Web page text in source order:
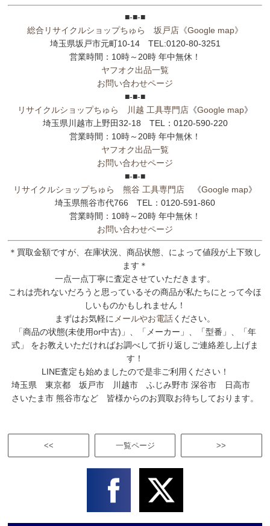
■-■-■
総合リサイクルショップちゅら 坂戸店 《Google map》
埼玉県坂戸市元町10-14 TEL:0120-80-3251
営業時間：10時～20時 年中無休！
ヤフオク出品一覧
お問い合わせページ
■-■-■
リサイクルショップちゅら 川越 工具専門店 《Google map》
埼玉県川越市上野田32-18 TEL：0120-590-220
営業時間：10時～20時 年中無休！
ヤフオク出品一覧
お問い合わせページ
■-■-■
リサイクルショップちゅら 熊谷 工具専門店 《Google map》
埼玉県熊谷市代766 TEL：0120-591-860
営業時間：10時～20時 年中無休！
お問い合わせページ
＊買取金額ですが、在庫状況、商品状態、によって値段が上下致し
ます＊
一点一点丁寧に査定させていただきます。
これは売れないだろうと思っているその商品が私たちにとって今ほ
しいものかもしれません！
まずはお気軽に メールやお電話ください。
「商品の状態(未使用or中古)」、「メーカー」、「型番」、「年
式」 をお教えいただければお調べして折り返しご連絡差し上げま
す！
LINE査定も始めましたので是非ご利用ください！
埼玉県 東京都 坂戸市 川越市 ふじみ野市 深谷市 日高市
さいたま市 熊谷市など 皆様からのお買取お待ちしております。
<< >>
一覧ページ